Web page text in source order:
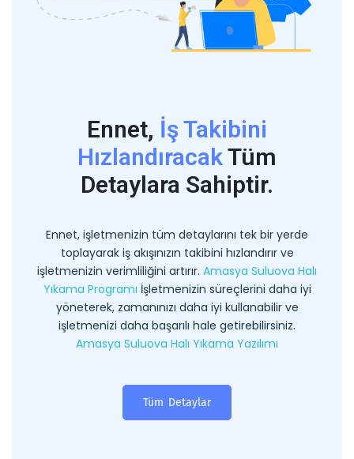
Ennet, İş Takibini
HızlandıracakTüm
Detaylara Sahiptir.
Ennet, işletmenizin tüm detaylarını tek bir yerde
toplayarak iş akışınızın takibini hızlandırır ve
işletmenizin verimliliğini artırır. Amasya Suluova Halı
Yıkama Programı İşletmenizin süreçlerini daha iyi
yöneterek, zamanınızı daha iyi kullanabilir ve
işletmenizi daha başarılı hale getirebilirsiniz.
Amasya Suluova Halı Yıkama Yazılımı
Tüm Detaylar